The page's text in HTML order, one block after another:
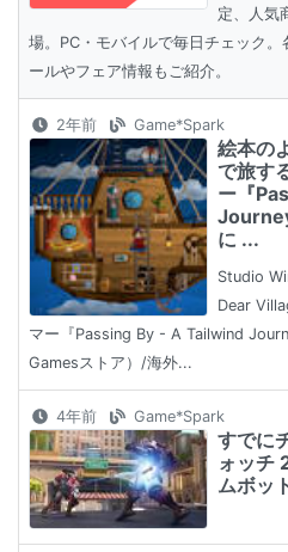
定、人気
場。PC・モバイルで毎日チェック
ールやフェア情報もご紹介。
2年前 Game*Spark
絵本の
で旅す
ー『
に ...
Studio
Dear
マー『Passing By - A Tailwind
Gamesストア）/海外...
4年前 Game*Spark
すでに
ォッチ
ムボッ